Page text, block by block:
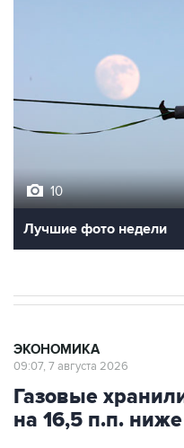
10
Лучшие фото недели
ЭКОНОМИКА
09:07, 7 августа 2026
Газовые
на 16,5 п.п.